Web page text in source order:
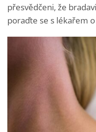
přesvědčeni, že
poraďte se s lékařem